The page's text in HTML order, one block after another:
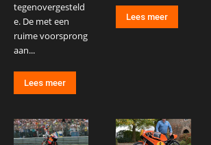
tegenovergesteld
e. De met een
ruime voorsprong
aan...
Lees meer
Lees meer